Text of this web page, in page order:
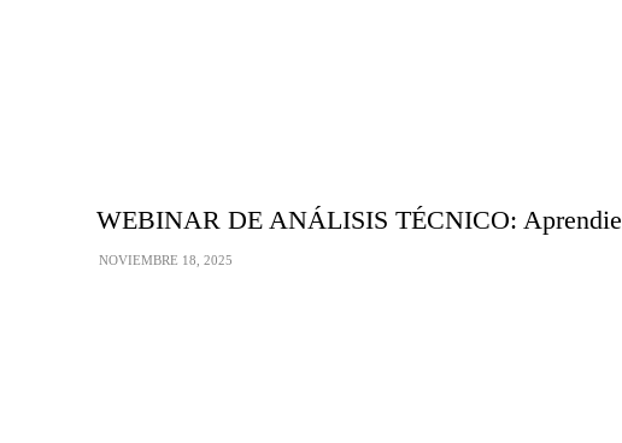
WEBINAR DE ANÁLISIS TÉCNICO:
NOVIEMBRE 18, 2025